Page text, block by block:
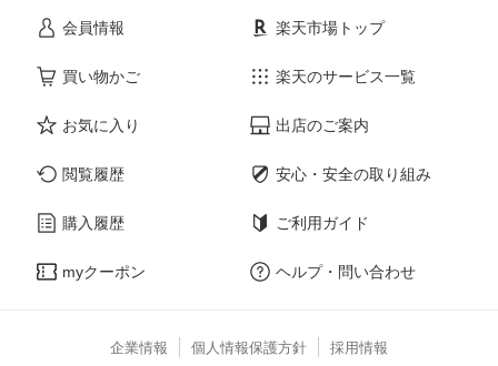
会員情報
買い物かご
お気に入り
閲覧履歴
購入履歴
myクーポン
楽天市場トップ
楽天のサービス一覧
出店のご案内
安心・安全の取り組み
ご利用ガイド
ヘルプ・問い合わせ
企業情報 個人情報保護方針 採用情報